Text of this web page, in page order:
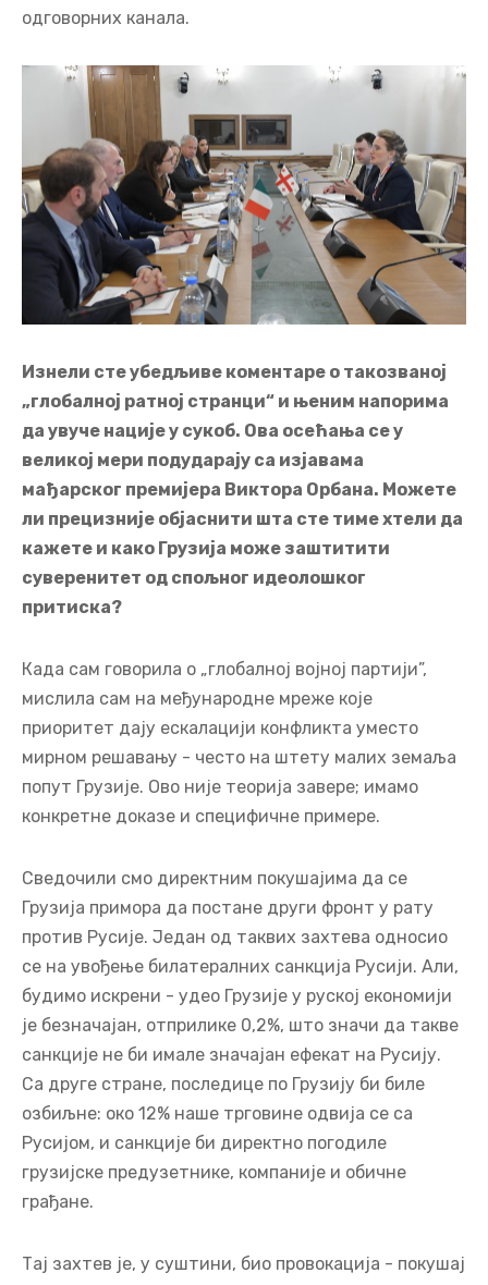
одговорних канала.
Изнели сте убедљиве коментаре о такозваној
„глобалној ратној странци“ и њеним напорима
да увуче нације у сукоб. Ова осећања се у
великој мери подударају са изјавама
мађарског премијера Виктора Орбана. Можете
ли прецизније објаснити шта сте тиме хтели да
кажете и како Грузија може заштитити
суверенитет од спољног идеолошког
притиска?
Када сам говорила о „глобалној војној партији”,
мислила сам на међународне мреже које
приоритет дају ескалацији конфликта уместо
мирном решавању - често на штету малих земаља
попут Грузије. Ово није теорија завере; имамо
конкретне доказе и специфичне примере.
Сведочили смо директним покушајима да се
Грузија примора да постане други фронт у рату
против Русије. Један од таквих захтева односио
се на увођење билатералних санкција Русији. Али,
будимо искрени - удео Грузије у руској економији
је безначајан, отприлике 0,2%, што значи да такве
санкције не би имале значајан ефекат на Русију.
Са друге стране, последице по Грузију би биле
озбиљне: око 12% наше трговине одвија се са
Русијом, и санкције би директно погодиле
грузијске предузетнике, компаније и обичне
грађане.
Тај захтев је, у суштини, био провокација - покушај